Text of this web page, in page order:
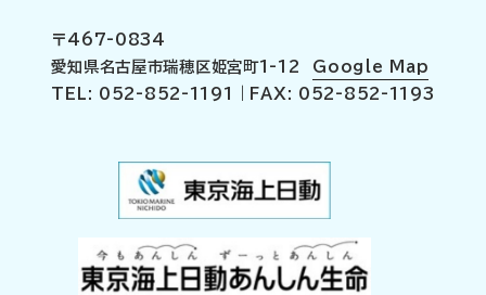
〒467-0834
愛知県名古屋市瑞穂区姫宮町1-12
Google Map
TEL: 052-852-1191｜FAX: 052-852-1193